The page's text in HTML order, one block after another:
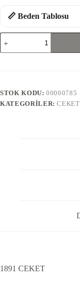
📏 Beden Tablosu
1891
CEKET
adet
STOK KODU:00000785
KATEGORILER:CEKET
1891 CEKET